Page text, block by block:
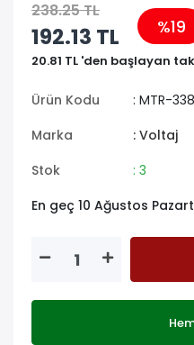
238.25 TL
192.13 TL %19
20.81 TL 'den başlayan
Ürün Kodu
: MTR-
Marka
: Voltaj
Stok
: 3
En geç 10 Ağustos